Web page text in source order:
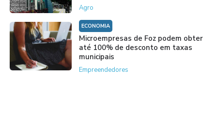
Agro
ECONOMIA
Microempresas de Foz podem obter
até 100% de desconto em taxas
municipais
Empreendedores